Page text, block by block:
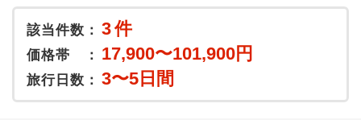
該当件数： 3件
価格帯 ： 17,900〜101,900円
旅行日数： 3〜5日間